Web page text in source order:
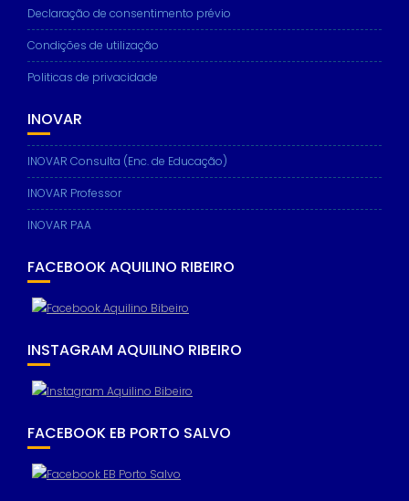
Declaração de consentimento prévio
Condições de utilização
Politicas de privacidade
INOVAR
INOVAR Consulta (Enc. de Educação)
INOVAR Professor
INOVAR PAA
FACEBOOK AQUILINO RIBEIRO
INSTAGRAM AQUILINO RIBEIRO
FACEBOOK EB PORTO SALVO